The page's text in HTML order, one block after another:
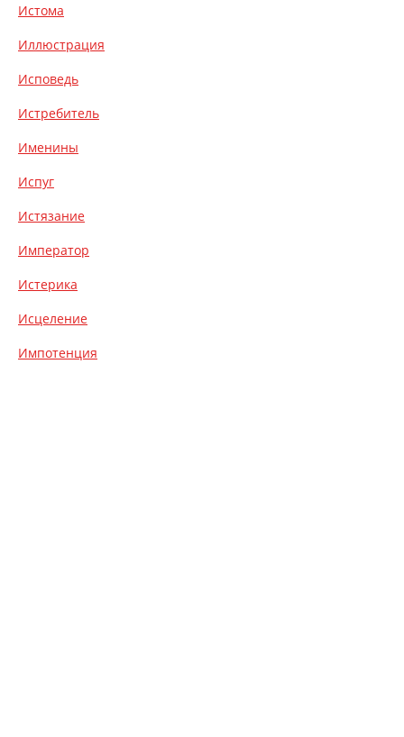
Истома
Иллюстрация
Исповедь
Истребитель
Именины
Испуг
Истязание
Император
Истерика
Исцеление
Импотенция